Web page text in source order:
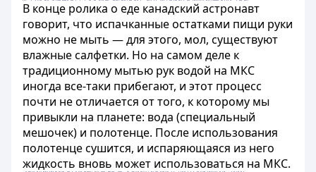
В конце ролика о еде канадский астронавт
говорит, что испачканные остатками пищи руки
можно не мыть — для этого, мол, существуют
влажные салфетки. Но на самом деле к
традиционному мытью рук водой на МКС
иногда все-таки прибегают, и этот процесс
почти не отличается от того, к которому мы
привыкли на планете: вода (специальный
мешочек) и полотенце. После использования
полотенце сушится, и испаряющаяся из него
жидкость вновь может использоваться на МКС.